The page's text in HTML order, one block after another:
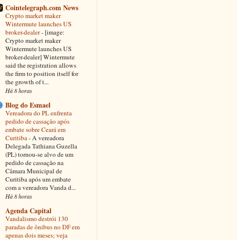
Cointelegraph.com News
Crypto market maker
Wintermute launches US
broker-dealer- [image:
Crypto market maker
Wintermute launches US
broker-dealer] Wintermute
said the registration allows
the firm to position itself for
the growth of t...
Há 8 horas
Blog do Esmael
Vereadora do PL enfrenta
pedido de cassação após
embate sobre Ceará em
Curitiba-A vereadora
Delegada Tathiana Guzella
(PL) tornou-se alvo de um
pedido de cassação na
Câmara Municipal de
Curitiba após um embate
com a vereadora Vanda d...
Há 8 horas
Agenda Capital
Vandalismo destrói 130
paradas de ônibus no DF em
apenas dois meses; veja